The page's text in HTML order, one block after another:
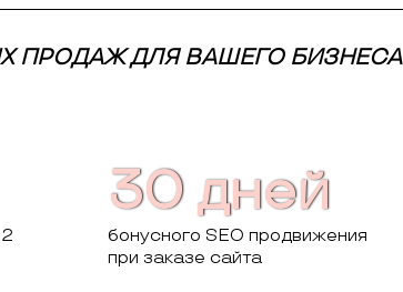
ПРОДАЖ ДЛЯ ВАШЕГО БИЗНЕСА
30 дней
бонусного SEO продвижения
при заказе сайта